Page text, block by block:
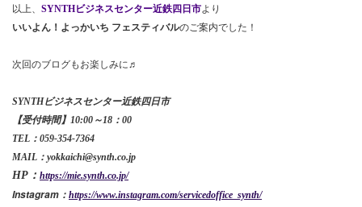
以上、 SYNTHビジネスセンター近鉄四日市より
いいよん！よっかいち フェスティバルのご案内でした！
次回のブログもお楽しみに♬
SYNTHビジネスセンター近鉄四日市
【受付時間】10:00～18：00
TEL：059-354-7364
MAIL：yokkaichi@synth.co.jp
HP： https://mie.synth.co.jp/
Instagram： https://www.instagram.com/servicedoffice_synth/